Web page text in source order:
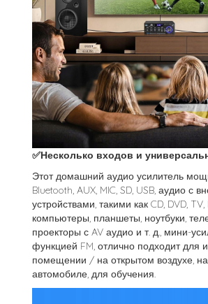
✅Несколько входов и
Этот домашний аудио усилитель
Bluetooth, AUX, MIC, SD, USB, аудио с
устройствами, такими как CD, DVD, TV,
компьютеры, планшеты, ноутбуки,
проекторы с AV аудио и т. д., мини-
функцией FM, отлично подходит для
помещении / на открытом воздухе, на
автомобиле, для обучения.